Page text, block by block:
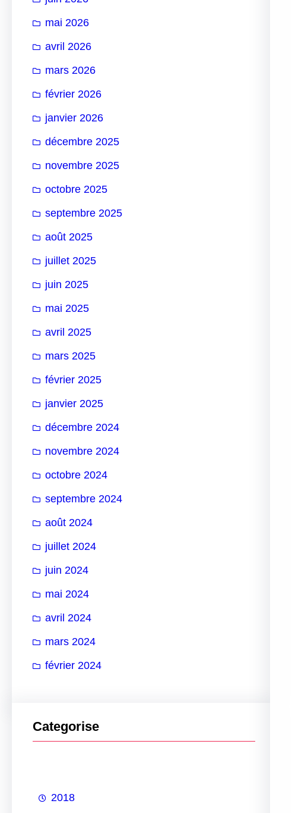
mai 2026
avril 2026
mars 2026
février 2026
janvier 2026
décembre 2025
novembre 2025
octobre 2025
septembre 2025
août 2025
juillet 2025
juin 2025
mai 2025
avril 2025
mars 2025
février 2025
janvier 2025
décembre 2024
novembre 2024
octobre 2024
septembre 2024
août 2024
juillet 2024
juin 2024
mai 2024
avril 2024
mars 2024
février 2024
Categorise
2018